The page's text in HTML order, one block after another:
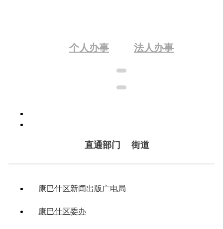
个人办事 法人办事
直通部门 街道
康巴什区新闻出版广电局
康巴什区委办